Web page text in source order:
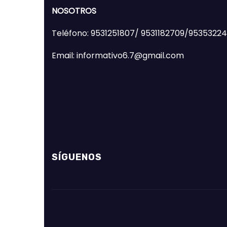
NOSOTROS
Teléfono: 9531251807/ 9531182709/
Email: informativo6.7@gmail.com
SÍGUENOS